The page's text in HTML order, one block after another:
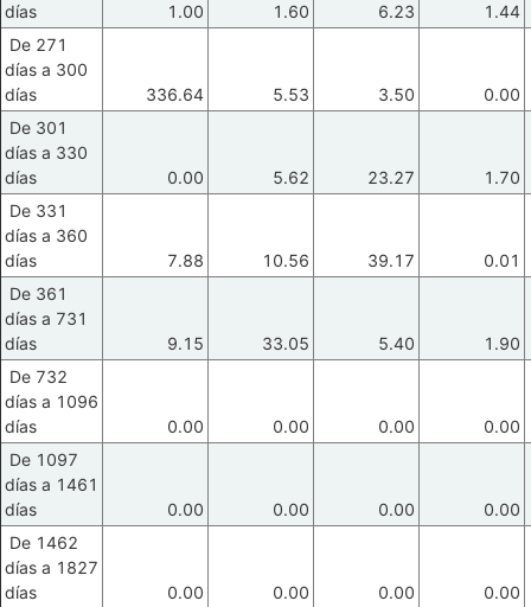
días
1.00 1.60 6.23
1.44
De 271
días a 300
días
336.64 5.53 3.50
0.00
De 301
días a 330
días
0.00 5.62 23.27
1.70
De 331
días a 360
días
7.88 10.56 39.17
0.01
De 361
días a 731
días
9.15 33.05 5.40
1.90
De 732
días a 1096
días
0.00 0.00 0.00
0.00
De 1097
días a 1461
días
0.00 0.00 0.00
0.00
De 1462
días a 1827
días
0.00 0.00 0.00
0.00